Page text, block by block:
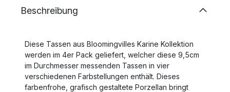
Beschreibung
Diese Tassen aus Bloomingvilles Karine Kollektion
werden im 4er Pack geliefert, welcher diese 9,5cm
im Durchmesser messenden Tassen in vier
verschiedenen Farbstellungen enthält. Dieses
farbenfrohe, grafisch gestaltete Porzellan bringt